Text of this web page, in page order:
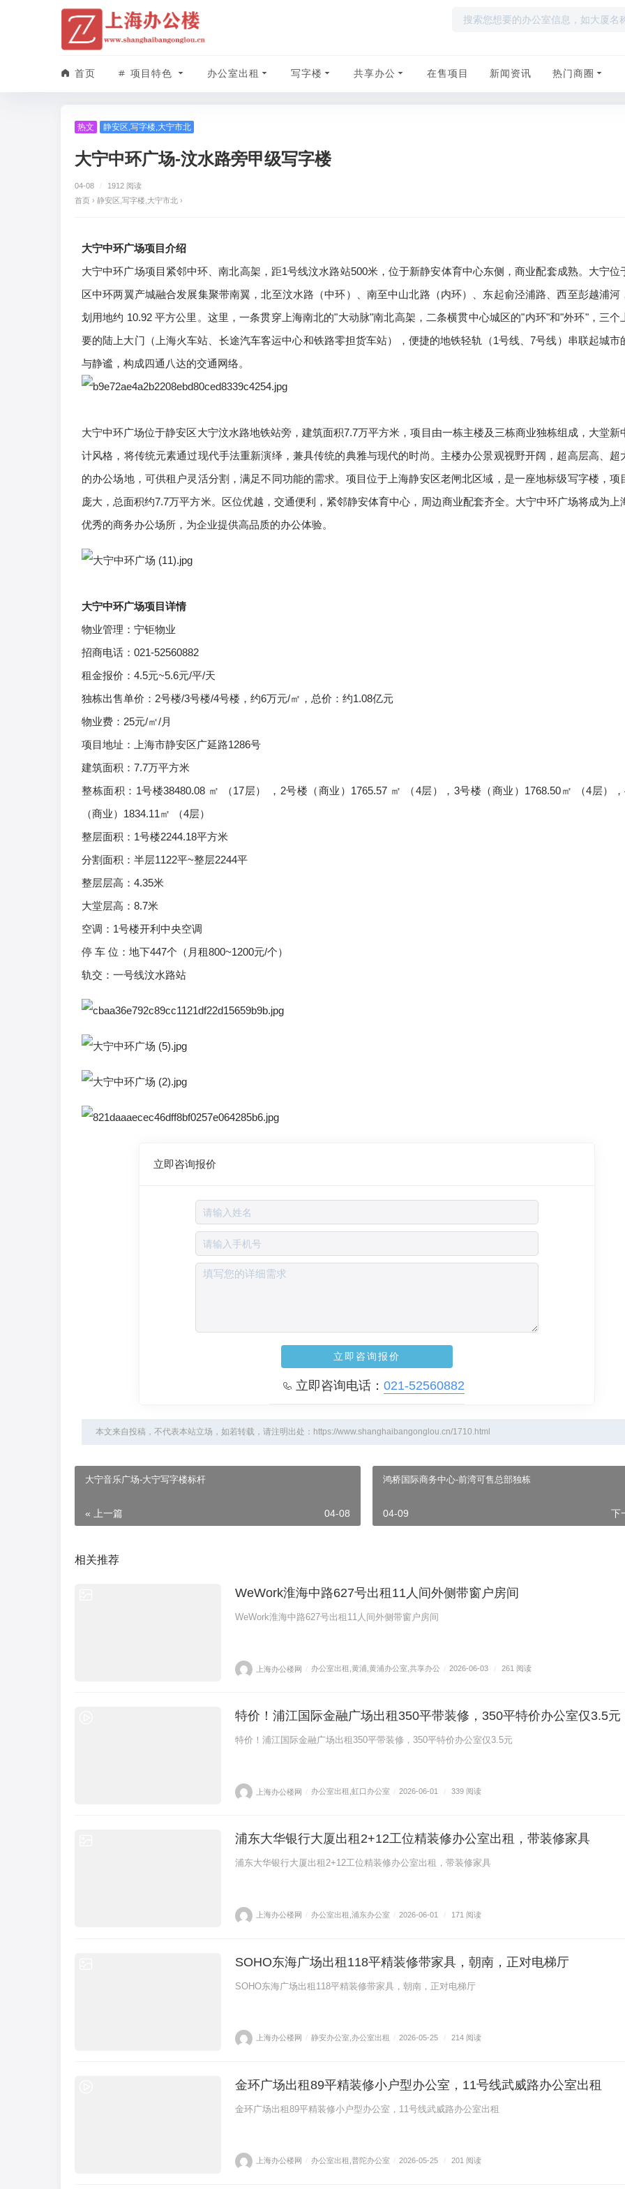
首页 项目特色 办公室出租 写字楼 共享办公 在售项目 新闻资讯 热门商圈
热文 静安区,写字楼,大宁市北
大宁中环广场-汶水路旁甲级写字楼
04-08 /
1912 阅读
首页 › 静安区 写字楼 大宁市北 ›
大宁中环广场项目介绍
大宁中环广场项目紧邻中环、南北高架，距1号线汶水路站500米，位于新静安体育中心东侧，商业配套成熟。大宁位
区中环两翼产城融合发展集聚带南翼，北至汶水路（中环）、南至中山北路（内环）、东起俞泾浦路、西至彭越浦河
划用地约 10.92 平方公里。这里，一条贯穿上海南北的"大动脉"南北高架，二条横贯中心城区的"内环"和"外环"，三个
要的陆上大门（上海火车站、长途汽车客运中心和铁路零担货车站），便捷的地铁轻轨（1号线、7号线）串联起城市
与静谧，构成四通八达的交通网络。
大宁中环广场位于静安区大宁汶水路地铁站旁，建筑面积7.7万平方米，项目由一栋主楼及三栋商业独栋组成，大堂新
计风格，将传统元素通过现代手法重新演绎，兼具传统的典雅与现代的时尚。主楼办公景观视野开阔，超高层高、超
的办公场地，可供租户灵活分割，满足不同功能的需求。项目位于上海静安区老闸北区域，是一座地标级写字楼，项
庞大，总面积约7.7万平方米。区位优越，交通便利，紧邻静安体育中心，周边商业配套齐全。大宁中环广场将成为上
优秀的商务办公场所，为企业提供高品质的办公体验。
大宁中环广场项目详情
物业管理：宁钜物业
招商电话：021-52560882
租金报价：4.5元~5.6元/平/天
独栋出售单价：2号楼/3号楼/4号楼，约6万元/㎡，总价：约1.08亿元
物业费：25元/㎡/月
项目地址：上海市静安区广延路1286号
建筑面积：7.7万平方米
整栋面积：1号楼38480.08 ㎡ （17层） ，2号楼（商业）1765.57 ㎡ （4层），3号楼（商业）1768.50㎡ （4层）
（商业）1834.11㎡ （4层）
整层面积：1号楼2244.18平方米
分割面积：半层1122平~整层2244平
整层层高：4.35米
大堂层高：8.7米
空调：1号楼开利中央空调
停 车 位：地下447个（月租800~1200元/个）
轨交：一号线汶水路站
立即咨询报价
立即咨询报价
立即咨询电话：021-52560882
本文来自投稿，不代表本站立场，如若转载，请注明出处：https://www.shanghaibangonglou.cn/1710.html
大宁音乐广场-大宁写字楼标杆
« 上一篇 04-08
鸿桥国际商务中心-前湾可售总部独栋
下
04-09
相关推荐
WeWork淮海中路627号出租11人间外侧带窗户房间
WeWork淮海中路627号出租11人间外侧带窗户房间
上海办公楼网 / 办公室出租 ,黄浦,黄浦办公室,共享办公 / 2026-06-03 / 261 阅读
特价！浦江国际金融广场出租350平带装修，350平特价办公室仅3.5元
特价！浦江国际金融广场出租350平带装修，350平特价办公室仅3.5元
上海办公楼网 / 办公室出租 ,虹口办公室 / 2026-06-01 / 339 阅读
浦东大华银行大厦出租2+12工位精装修办公室出租，带装修家具
浦东大华银行大厦出租2+12工位精装修办公室出租，带装修家具
上海办公楼网 / 办公室出租 浦东办公室 / 2026-06-01 / 171 阅读
SOHO东海广场出租118平精装修带家具，朝南，正对电梯厅
SOHO东海广场出租118平精装修带家具，朝南，正对电梯厅
上海办公楼网 / 静安办公室 办公室出租 / 2026-05-25 / 214 阅读
金环广场出租89平精装修小户型办公室，11号线武威路办公室出租
金环广场出租89平精装修小户型办公室，11号线武威路办公室出租
上海办公楼网 / 办公室出租 普陀办公室 / 2026-05-25 / 201 阅读